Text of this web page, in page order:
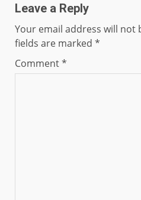
Leave a Reply
Your email address will not
fields are marked *
Comment*